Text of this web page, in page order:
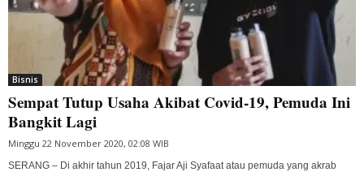
Bisnis
Sempat Tutup Usaha Akibat Covid-19, Pemuda Ini
Bangkit Lagi
Minggu 22 November 2020, 02:08 WIB
SERANG – Di akhir tahun 2019, Fajar Aji Syafaat atau pemuda yang akrab